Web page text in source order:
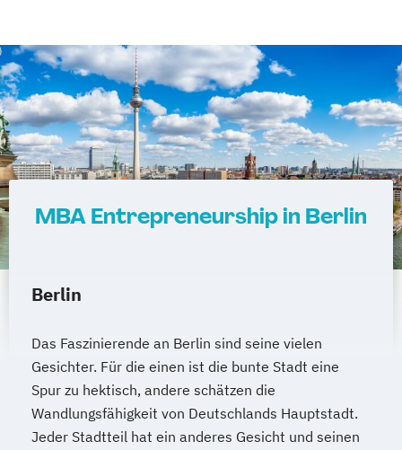
MBA Entrepreneurship in Berlin
Berlin
Das Faszinierende an Berlin sind seine vielen
Gesichter. Für die einen ist die bunte Stadt eine
Spur zu hektisch, andere schätzen die
Wandlungsfähigkeit von Deutschlands Hauptstadt.
Jeder Stadtteil hat ein anderes Gesicht und seinen